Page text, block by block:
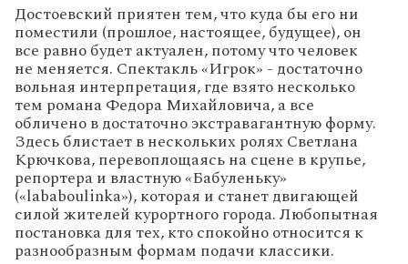
Достоевский приятен тем, что куда бы его ни
поместили (прошлое, настоящее, будущее), он
все равно будет актуален, потому что человек
не меняется. Спектакль «Игрок» - достаточно
вольная интерпретация, где взято несколько
тем романа Федора Михайловича, а все
обличено в достаточно экстравагантную форму.
Здесь блистает в нескольких ролях Светлана
Крючкова, перевоплощаясь на сцене в крупье,
репортера и властную «Бабуленьку»
(«lababoulinka»), которая и станет двигающей
силой жителей курортного города. Любопытная
постановка для тех, кто спокойно относится к
разнообразным формам подачи классики.